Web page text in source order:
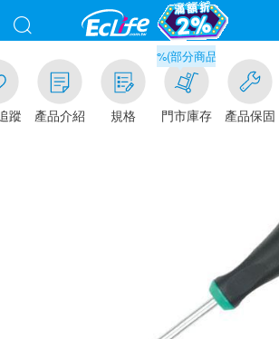
蹤 產品介紹 規格
滿千元門市取貨現折1%(部分商品不適用)-請點
門市庫存 產品保固